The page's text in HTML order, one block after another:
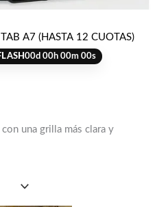
A7 (HASTA 12 CUOTAS)
00d00h00m00s
una grilla más clara y